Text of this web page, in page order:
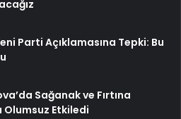
Parti Açıklamasına Tepki: Bu
Sağanak ve Fırtına
Olumsuz Etkiledi